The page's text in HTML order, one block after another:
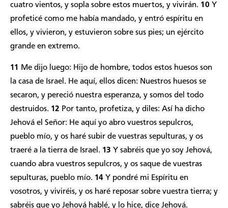
cuatro vientos, y sopla sobre estos muertos, y vivirán. 10 Y
profeticé como me había mandado, y entró espíritu en
ellos, y vivieron, y estuvieron sobre sus pies; un ejército
grande en extremo.
11
Me dijo luego: Hijo de hombre, todos estos huesos son
la casa de Israel. He aquí, ellos dicen: Nuestros huesos se
secaron, y pereció nuestra esperanza, y somos del todo
destruidos. 12 Por tanto, profetiza, y diles: Así ha dicho
Jehová el Señor: He aquí yo abro vuestros sepulcros,
pueblo mío, y os haré subir de vuestras sepulturas, y os
traeré a la tierra de Israel. 13 Y sabréis que yo soy Jehová,
cuando abra vuestros sepulcros, y os saque de vuestras
sepulturas, pueblo mío. 14 Y pondré mi Espíritu en
vosotros, y viviréis, y os haré reposar sobre vuestra tierra; y
sabréis que yo Jehová hablé, y lo hice, dice Jehová.